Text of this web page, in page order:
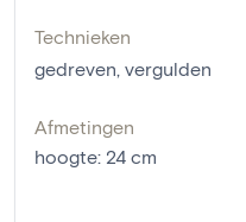
Technieken
gedreven, vergulden
Afmetingen
hoogte: 24 cm